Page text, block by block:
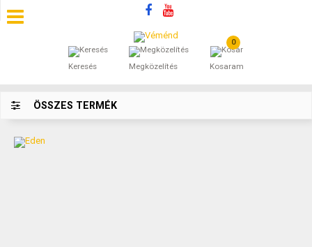
Keresés Megközelítés
0
Kosaram
SZÁLLÁSOK
ÁLTALÁNOS SZERZŐDÉSI FELTÉTELEK
ÖSSZES TERMÉK